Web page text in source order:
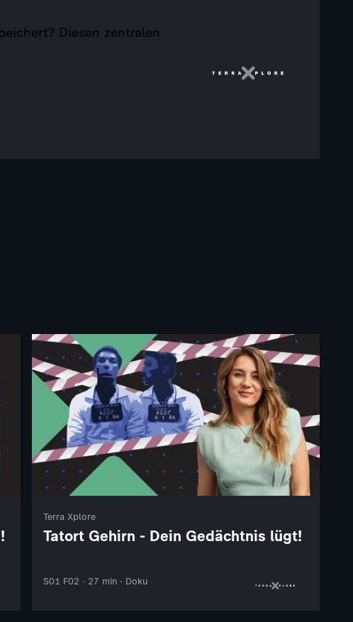
Diesen zentralen
Terra Xplore
Tatort Gehirn - Dein Gedächtnis lügt!
S01 F02 · 27 min · Doku